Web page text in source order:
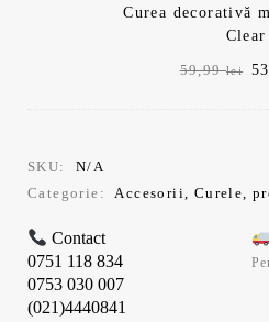
Curea decorativă
Clear
59,99lei
SKU:
N/A
Categorie:
Accesorii, Curele,
Contact
0751 118 834
0753 030 007
(021)4440841